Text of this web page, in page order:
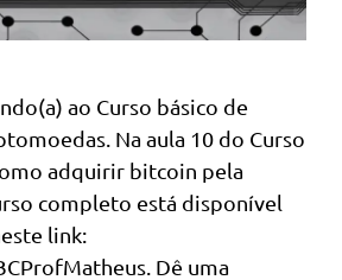
ao Curso básico de
Na aula 10 do Curso
adquirir bitcoin pela
completo está disponível
link:
Dê uma